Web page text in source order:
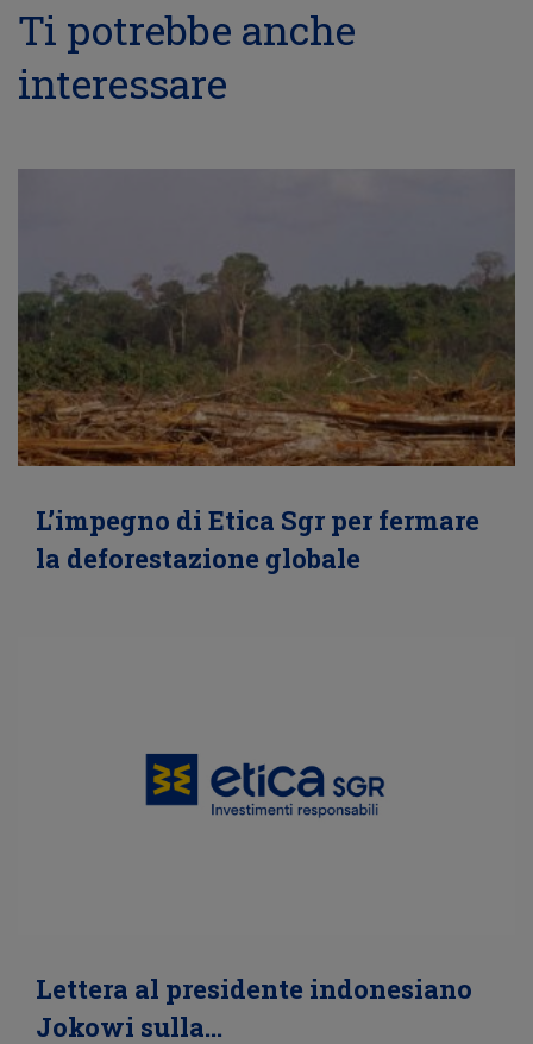
Ti potrebbe anche
interessare
L’impegno di Etica Sgr per fermare
la deforestazione globale
Lettera al presidente indonesiano
Jokowi sulla…